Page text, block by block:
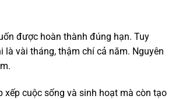
được hoàn thành đúng hạn. Tuy
vài tháng, thậm chí cả năm. Nguyên
cuộc sống và sinh hoạt mà còn tạo